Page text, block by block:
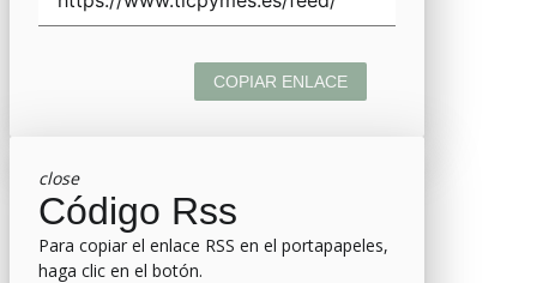
COPIAR ENLACE
close
Código Rss
Para copiar el enlace RSS en el portapapeles,
haga clic en el botón.